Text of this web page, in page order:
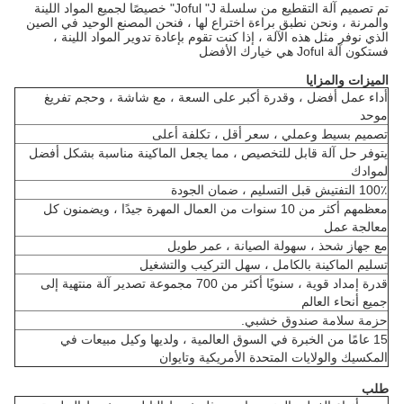
تم تصميم آلة التقطيع من سلسلة Joful "J" خصيصًا لجميع المواد اللينة
والمرنة ، ونحن نطبق براءة اختراع لها ، فنحن المصنع الوحيد في الصين
الذي نوفر مثل هذه الآلة ، إذا كنت تقوم بإعادة تدوير المواد اللينة ،
فستكون آلة Joful هي خيارك الأفضل
الميزات والمزايا
أداء عمل أفضل ، وقدرة أكبر على السعة ، مع شاشة ، وحجم تفريغ
موحد
تصميم بسيط وعملي ، سعر أقل ، تكلفة أعلى
يتوفر حل آلة قابل للتخصيص ، مما يجعل الماكينة مناسبة بشكل أفضل
لموادك
100٪ التفتيش قبل التسليم ، ضمان الجودة
معظمهم أكثر من 10 سنوات من العمال المهرة جيدًا ، ويضمنون كل
معالجة عمل
مع جهاز شحذ ، سهولة الصيانة ، عمر طويل
تسليم الماكينة بالكامل ، سهل التركيب والتشغيل
قدرة إمداد قوية ، سنويًا أكثر من 700 مجموعة تصدير آلة منتهية إلى
جميع أنحاء العالم
حزمة سلامة صندوق خشبي.
15 عامًا من الخبرة في السوق العالمية ، ولديها وكيل مبيعات في
المكسيك والولايات المتحدة الأمريكية وتايوان
طلب